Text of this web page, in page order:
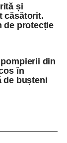
Sebeș,
– Sebeș,
condus
– Șugag, de
județul
precum și
și
căsătorit.
de protecție
din
în
de bușteni